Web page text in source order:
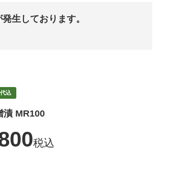
生しております。
込
漬 MR100
税込